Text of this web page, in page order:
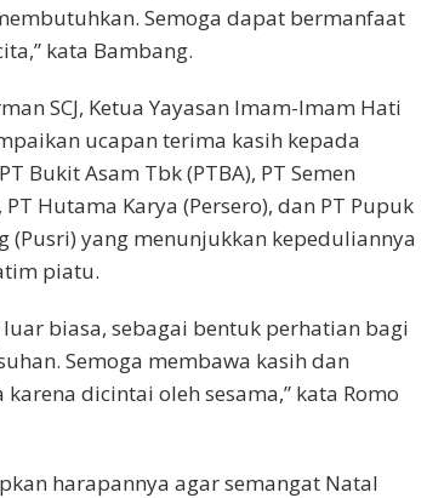
Semoga dapat bermanfaat
kata Bambang.
SCJ, Ketua Yayasan Imam-Imam Hati
ucapan terima kasih kepada
Bukit Asam Tbk (PTBA), PT Semen
Hutama Karya (Persero), dan PT Pupuk
(Pusri) yang menunjukkan kepeduliannya
piatu.
biasa, sebagai bentuk perhatian bagi
Semoga membawa kasih dan
dicintai oleh sesama,” kata Romo
harapannya agar semangat Natal